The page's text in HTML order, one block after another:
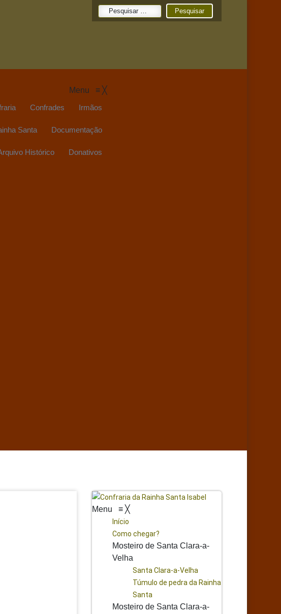
Pesquisar
Menu ≡ ╳
Confrades Irmãos
Santa Documentação
Histórico Donativos
Menu ≡ ╳
Início
Como chegar?
Mosteiro de Santa Clara-a-
Velha
Santa Clara-a-Velha
Túmulo de pedra da Rainha
Santa
Mosteiro de Santa Clara-a-